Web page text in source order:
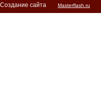
Создание сайта Masterflash.ru